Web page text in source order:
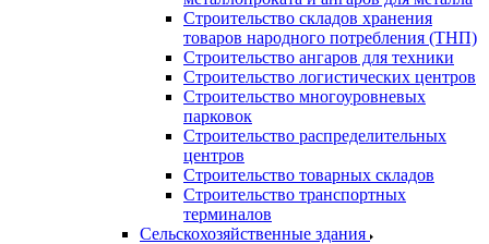
Строительство складов хранения
товаров народного потребления (ТНП)
Строительство ангаров для техники
Строительство логистических центров
Строительство многоуровневых
парковок
Строительство распределительных
центров
Строительство товарных складов
Строительство транспортных
терминалов
Сельскохозяйственные здания